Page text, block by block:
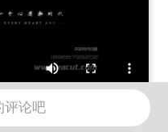
评论吧